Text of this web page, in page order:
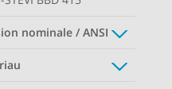
nominale / ANSI